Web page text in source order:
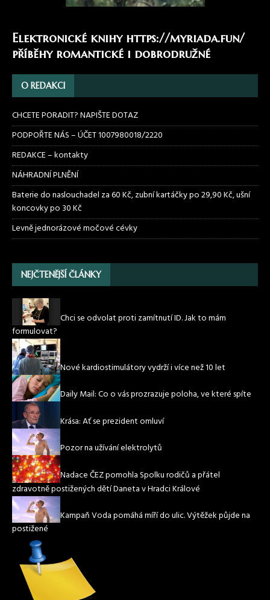
Elektronické knihy https://myriada.fun/
příběhy romantické i dobrodružné
O REDAKCI
CHCETE PORADIT? NAPIŠTE DOTAZ
PODPOŘTE NÁS – ÚČET 1007980018/2220
REDAKCE – kontakty
NÁHRADNÍ PLNĚNÍ
Baterie do naslouchadel za 60 Kč, zubní kartáčky po 29,90 Kč, ušní
koncovky po 30 Kč
Levně jednorázové močové cévky
NEJČTENĚJŠÍ ČLÁNKY
Chci se odvolat proti zamítnutí ID. Jak to mám
formulovat?
Nové kardiostimulátory vydrží i více než 10 let
Daily Mail: Co o vás prozrazuje poloha, ve které spíte
Krása: Ať se prezident omluví
Pozor na užívání elektrolytů
Nadace ČEZ pomohla Spolku rodičů a přátel
zdravotně postižených dětí Daneta v Hradci Králové
Kampaň Voda pomáhá míří do ulic. Výtěžek půjde na
postižené